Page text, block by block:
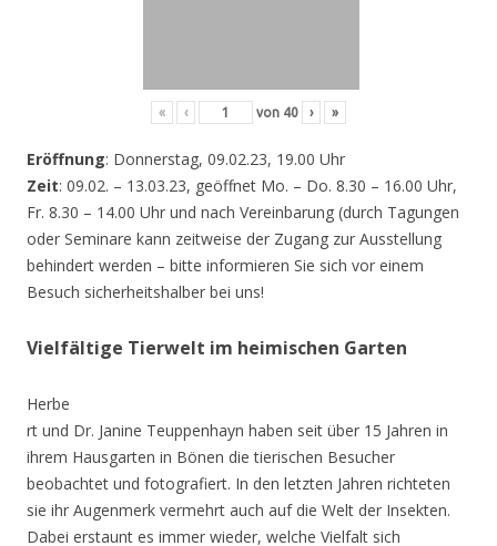
« ‹ von 40 › »
Eröffnung: Donnerstag, 09.02.23, 19.00 Uhr
Zeit: 09.02. – 13.03.23, geöffnet Mo. – Do. 8.30 – 16.00 Uhr,
Fr. 8.30 – 14.00 Uhr und nach Vereinbarung (durch Tagungen
oder Seminare kann zeitweise der Zugang zur Ausstellung
behindert werden – bitte informieren Sie sich vor einem
Besuch sicherheitshalber bei uns!
Vielfältige Tierwelt im heimischen Garten
Herbe
rt und Dr. Janine Teuppenhayn haben seit über 15 Jahren in
ihrem Hausgarten in Bönen die tierischen Besucher
beobachtet und fotografiert. In den letzten Jahren richteten
sie ihr Augenmerk vermehrt auch auf die Welt der Insekten.
Dabei erstaunt es immer wieder, welche Vielfalt sich